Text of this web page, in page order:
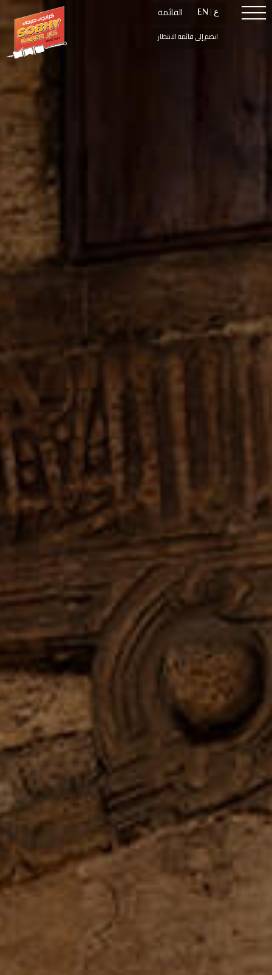
انضم إلى قائمة الانتظار
القائمة EN | ع
انضم إلى قائمة الانتظار
القائمة EN | ع